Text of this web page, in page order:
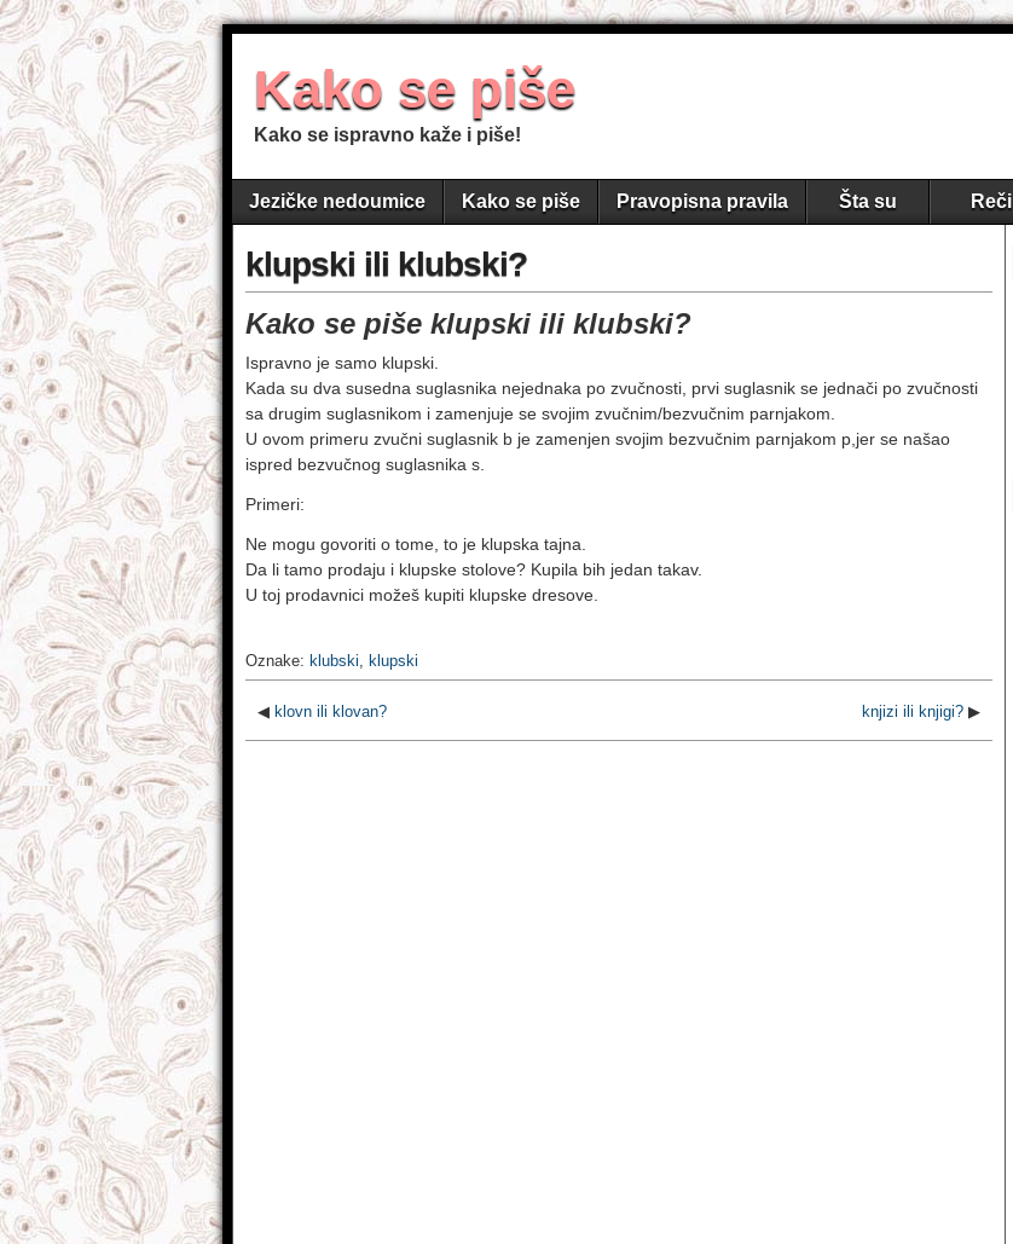
Kako se piše
Kako se ispravno kaže i piše!
Jezičke nedoumice Kako se piše Pravopisna pravila Šta su Reči
klupski ili klubski?
Kako se piše klupski ili klubski?
Ispravno je samo klupski.
Kada su dva susedna suglasnika nejednaka po zvučnosti, prvi suglasnik se jednači po zvučnosti
sa drugim suglasnikom i zamenjuje se svojim zvučnim/bezvučnim parnjakom.
U ovom primeru zvučni suglasnik b je zamenjen svojim bezvučnim parnjakom p,jer se našao
ispred bezvučnog suglasnika s.
Primeri:
Ne mogu govoriti o tome, to je klupska tajna.
Da li tamo prodaju i klupske stolove? Kupila bih jedan takav.
U toj prodavnici možeš kupiti klupske dresove.
Oznake: klubski, klupski
◀ klovn ili klovan? knjizi ili knjigi? ▶